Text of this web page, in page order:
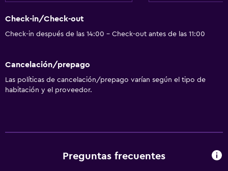
Alarma de humo
Calefacción
Actividades
Senderismo
Sala de juegos
Check-in/Check-out
Check-in después de las 14:00 - Check-out antes de las 11:00
Cancelación/prepago
Las políticas de cancelación/prepago varían según el tipo de
habitación y el proveedor.
Preguntas frecuentes